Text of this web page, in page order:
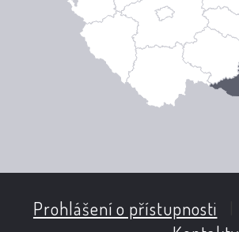
Prohlášení o přístupnosti